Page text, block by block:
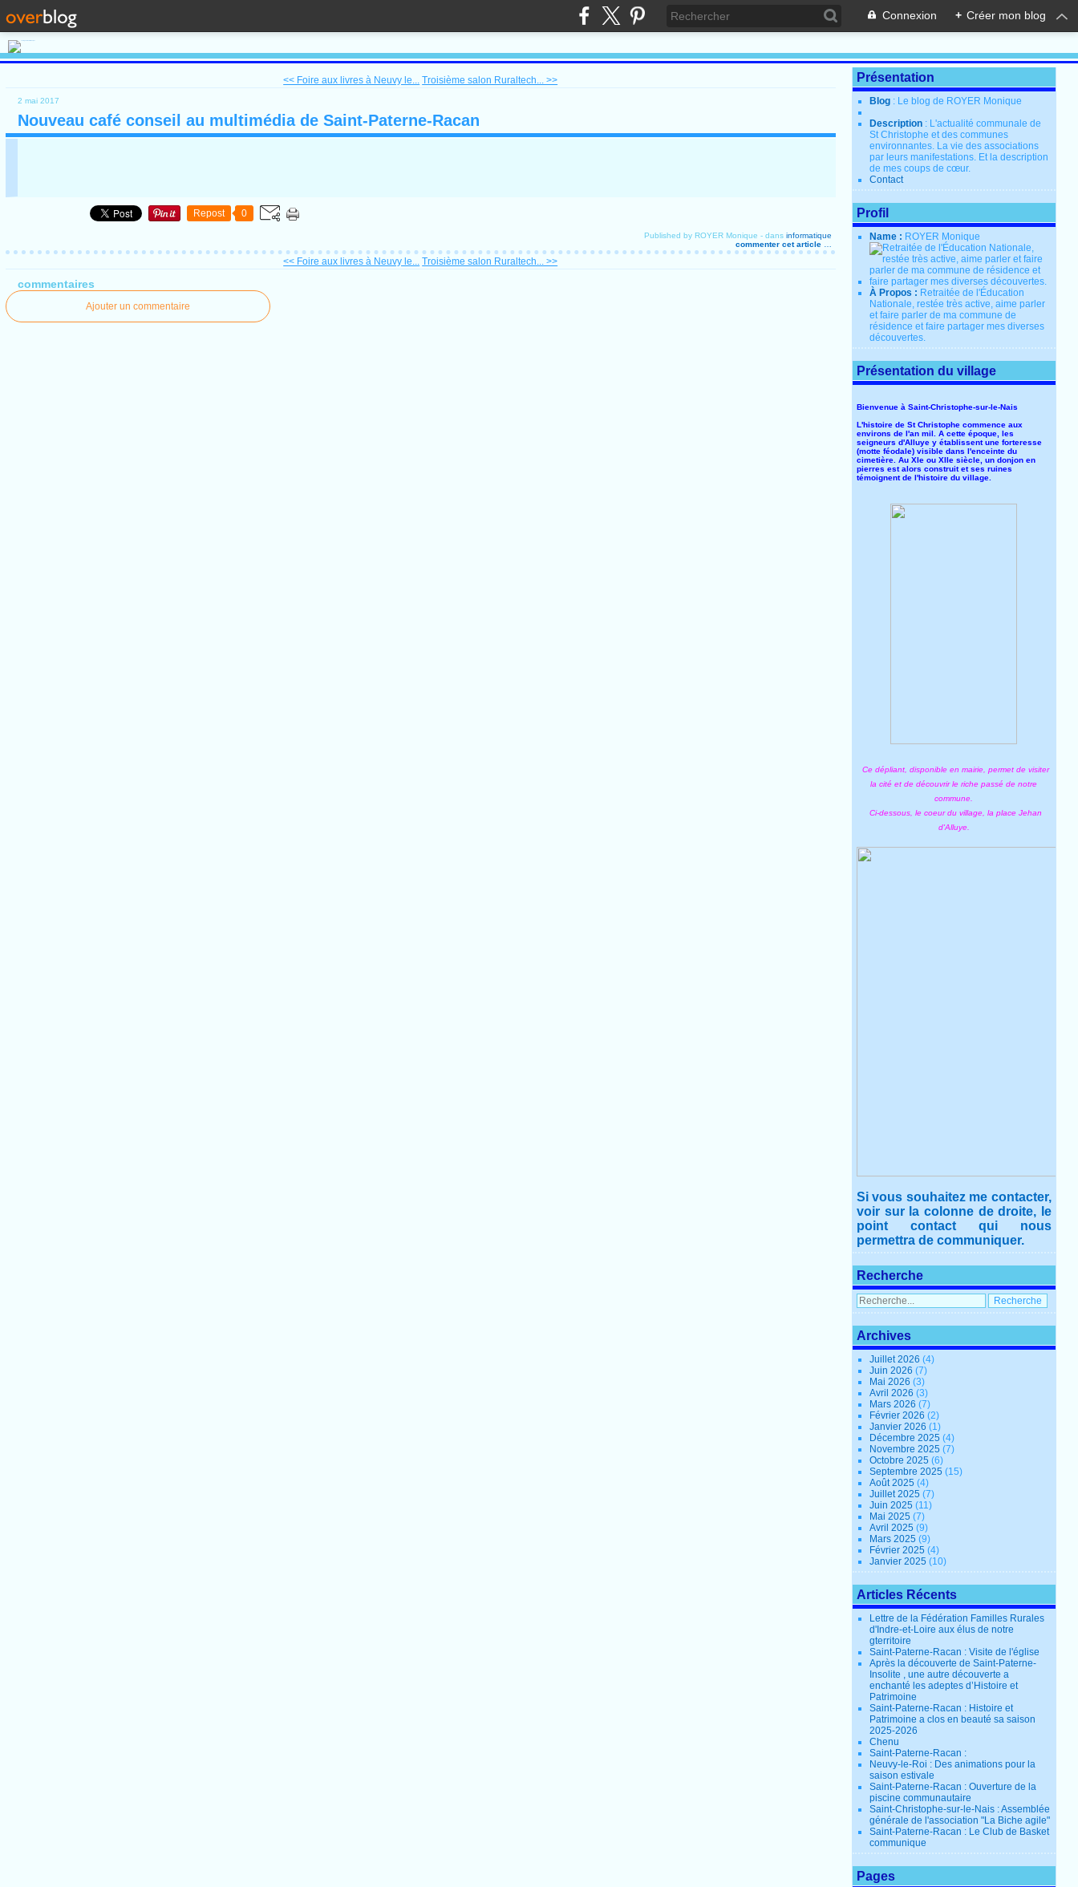
Connexion + Créer mon blog
<< Foire aux livres à Neuvy le... Troisième salon Ruraltech... >>
2 mai 2017
Nouveau café conseil au multimédia de Saint-Paterne-Racan
Repost 0
Published by ROYER Monique -dans informatique
commenter cet article
<< Foire aux livres à Neuvy le... Troisième salon Ruraltech... >>
commentaires
Ajouter un commentaire
Présentation
Blog : Le blog de ROYER Monique
Description : L'actualité communale de
St Christophe et des communes
environnantes. La vie des associations
par leurs manifestations. Et la description
de mes coups de cœur.
Contact
Profil
Name : ROYER Monique
À Propos : Retraitée de l'Éducation
Nationale, restée très active, aime parler
et faire parler de ma commune de
résidence et faire partager mes diverses
découvertes.
Présentation du village
Bienvenue à Saint-Christophe-sur-le-Nais
L'histoire de St Christophe commence aux
environs de l'an mil. A cette époque, les
seigneurs d'Alluye y établissent une forteresse
(motte féodale) visible dans l'enceinte du
cimetière. Au XIe ou XIIe siècle, un donjon en
pierres est alors construit et ses ruines
témoignent de l'histoire du village.
Ce dépliant, disponible en mairie, permet de visiter
la cité et de découvrir le riche passé de notre
commune.
Ci-dessous, le coeur du village, la place Jehan
d'Alluye.
Si vous souhaitez me contacter,
voir sur la colonne de droite, le
point contact qui nous
permettra de communiquer.
Recherche
Archives
Juillet 2026(4)
Juin 2026(7)
Mai 2026(3)
Avril 2026(3)
Mars 2026(7)
Février 2026(2)
Janvier 2026(1)
Décembre 2025(4)
Novembre 2025(7)
Octobre 2025(6)
Septembre 2025(15)
Août 2025(4)
Juillet 2025(7)
Juin 2025(11)
Mai 2025(7)
Avril 2025(9)
Mars 2025(9)
Février 2025(4)
Janvier 2025(10)
Articles Récents
Lettre de la Fédération Familles Rurales
d'Indre-et-Loire aux élus de notre
gterritoire
Saint-Paterne-Racan : Visite de l'église
Après la découverte de Saint-Paterne-
Insolite , une autre découverte a
enchanté les adeptes d’Histoire et
Patrimoine
Saint-Paterne-Racan : Histoire et
Patrimoine a clos en beauté sa saison
2025-2026
Chenu
Saint-Paterne-Racan :
Neuvy-le-Roi : Des animations pour la
saison estivale
Saint-Paterne-Racan : Ouverture de la
piscine communautaire
Saint-Christophe-sur-le-Nais : Assemblée
générale de l'association "La Biche agile"
Saint-Paterne-Racan : Le Club de Basket
communique
Pages